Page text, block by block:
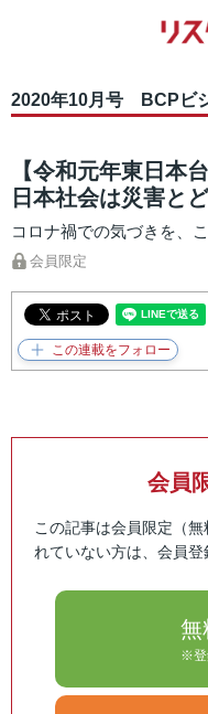
2020年10月号 BCPビ
【令和元年東日本
日本社会は災害と
コロナ禍での気づきを、
会員限定
会員
この記事は会員限定（
れていない方は、会員登
無
※登